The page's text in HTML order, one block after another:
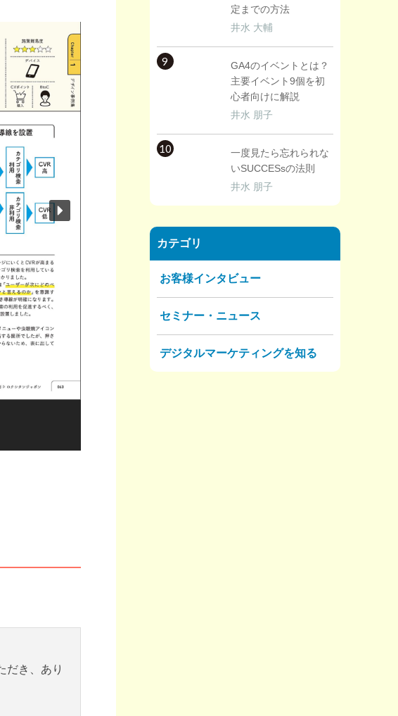
だき、あり
定までの方法
井水 大輔
9
GA4のイベントとは？
主要イベント9個を初
心者向けに解説
井水 朋子
10
一度見たら忘れられな
いSUCCESsの法則
井水 朋子
カテゴリ
お客様インタビュー
セミナー・ニュース
デジタルマーケティングを知る